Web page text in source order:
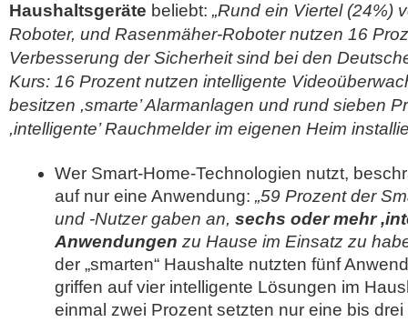
Haushaltsgeräte beliebt: „Rund ein Viertel (24%)
Roboter, und Rasenmäher-Roboter nutzen 16
Verbesserung der Sicherheit sind bei den
Kurs: 16 Prozent nutzen intelligente
besitzen ,smarte’ Alarmanlagen und rund sieben
,intelligente’ Rauchmelder im eigenen Heim
Wer Smart-Home-Technologien nutzt,
auf nur eine Anwendung: „59 Prozent der
und -Nutzer gaben an, sechs oder mehr
Anwendungen zu Hause im Einsatz zu
der „smarten“ Haushalte nutzten fünf
griffen auf vier intelligente Lösungen im
einmal zwei Prozent setzten nur eine bis